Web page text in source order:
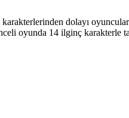
dolayı
oyunda 14 ilginç karakterle